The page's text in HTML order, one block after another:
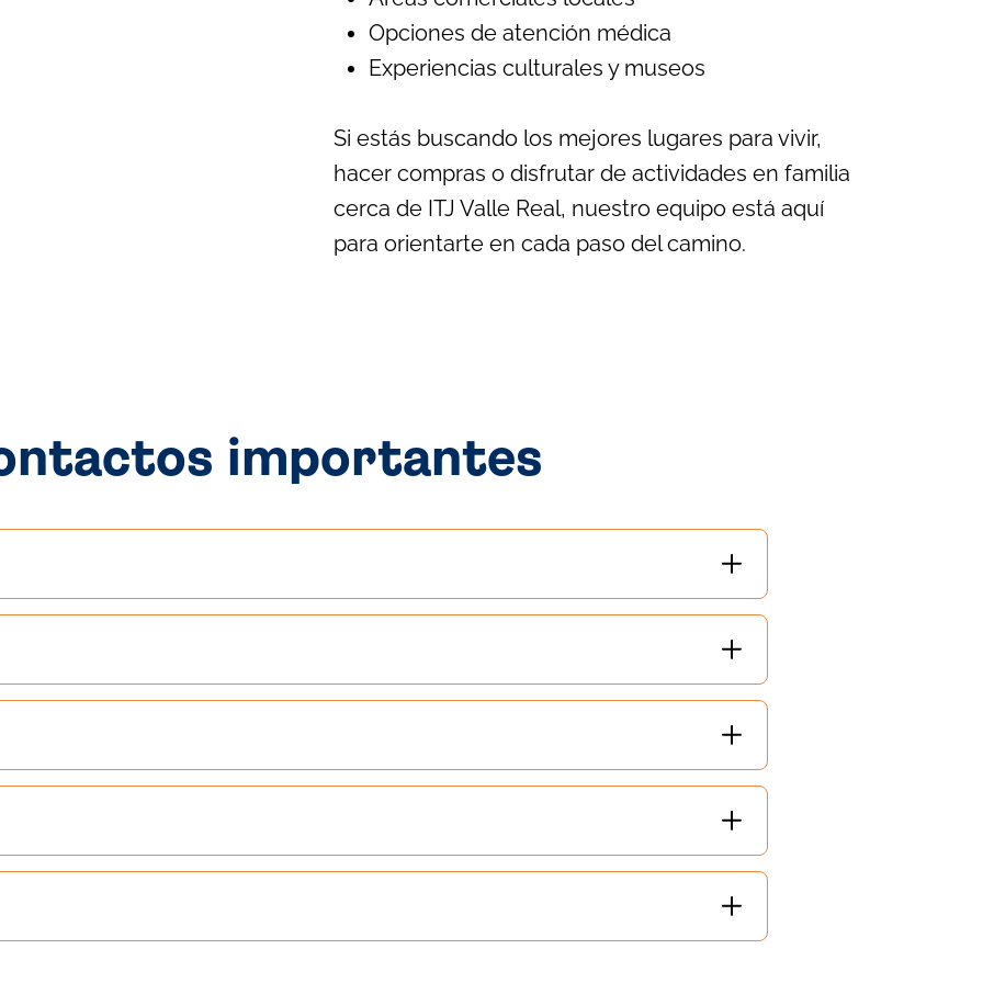
Opciones de atención médica
Experiencias culturales y museos
Si estás buscando los mejores lugares para vivir,
hacer compras o disfrutar de actividades en familia
cerca de ITJ Valle Real, nuestro equipo está aquí
para orientarte en cada paso del camino.
importantes